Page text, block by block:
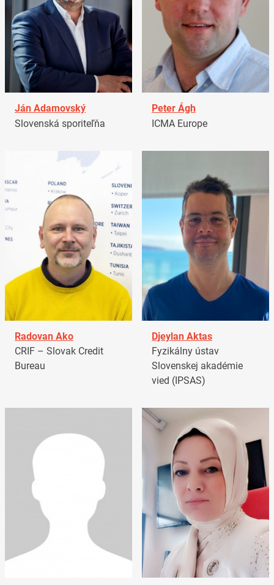
Ján Adamovský
Slovenská sporiteľňa
Peter Ágh
ICMA Europe
Radovan Ako
CRIF – Slovak Credit
Bureau
Djeylan Aktas
Fyzikálny ústav
Slovenskej akadémie
vied (IPSAS)